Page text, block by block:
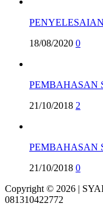
18/08/2020 0
PEMBAHASAN
21/10/2018 2
PEMBAHASAN
21/10/2018 0
Copyright © 2026 |
081310422772